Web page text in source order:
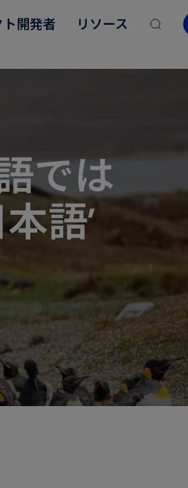
開発者 リソース
では
語’